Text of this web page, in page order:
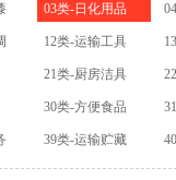
03类-日化用品
12类-运输工具
21类-厨房洁具
30类-方便食品
39类-运输贮藏